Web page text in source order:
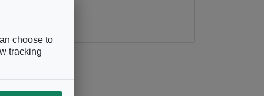
choose to
tracking